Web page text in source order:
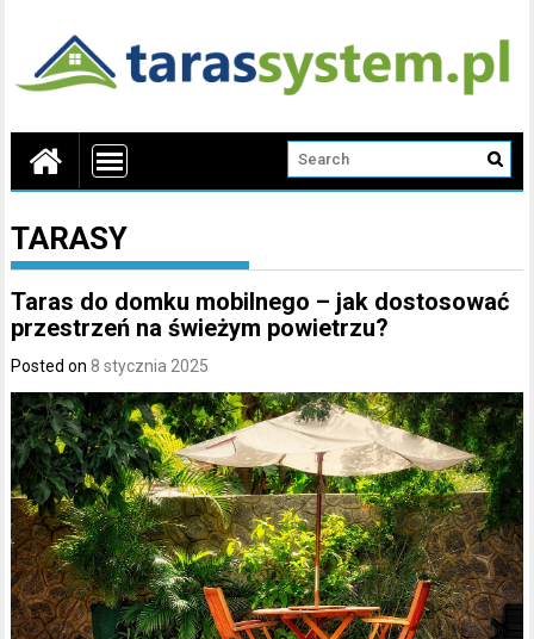
TARASY
Taras do domku mobilnego – jak dostosować
przestrzeń na świeżym powietrzu?
Posted on 8 stycznia 2025